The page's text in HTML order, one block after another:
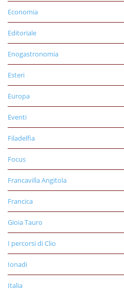
Economia
Editoriale
Enogastronomia
Esteri
Europa
Eventi
Filadelfia
Focus
Francavilla Angitola
Francica
Gioia Tauro
I percorsi di Clio
Ionadi
Italia